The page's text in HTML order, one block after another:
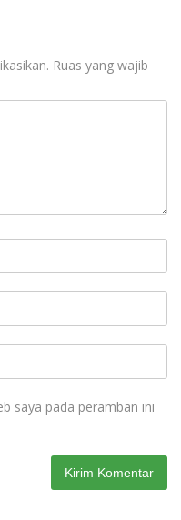
Ruas yang wajib
saya pada peramban ini